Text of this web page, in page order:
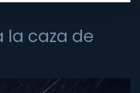
la caza de